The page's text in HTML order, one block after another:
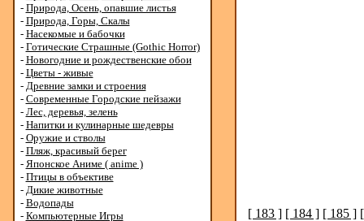
- Природа, Осень, опавшие листья
- Природа, Горы, Скалы
- Насекомые и бабочки
- Готические Страшные (Gothic Horror)
- Новогодние и рождественские обои
- Цветы - живые
- Древние замки и строения
- Современные Городские пейзажи
- Лес, деревья, зелень
- Напитки и кулинарные шедевры
- Оружие и стволы
- Пляж, красивый берег
- Японское Аниме ( anime )
- Птицы в объективе
- Дикие животные
- Водопады
- Компьютерные Игры [ 183 ] [ 184 ] [ 185 ]